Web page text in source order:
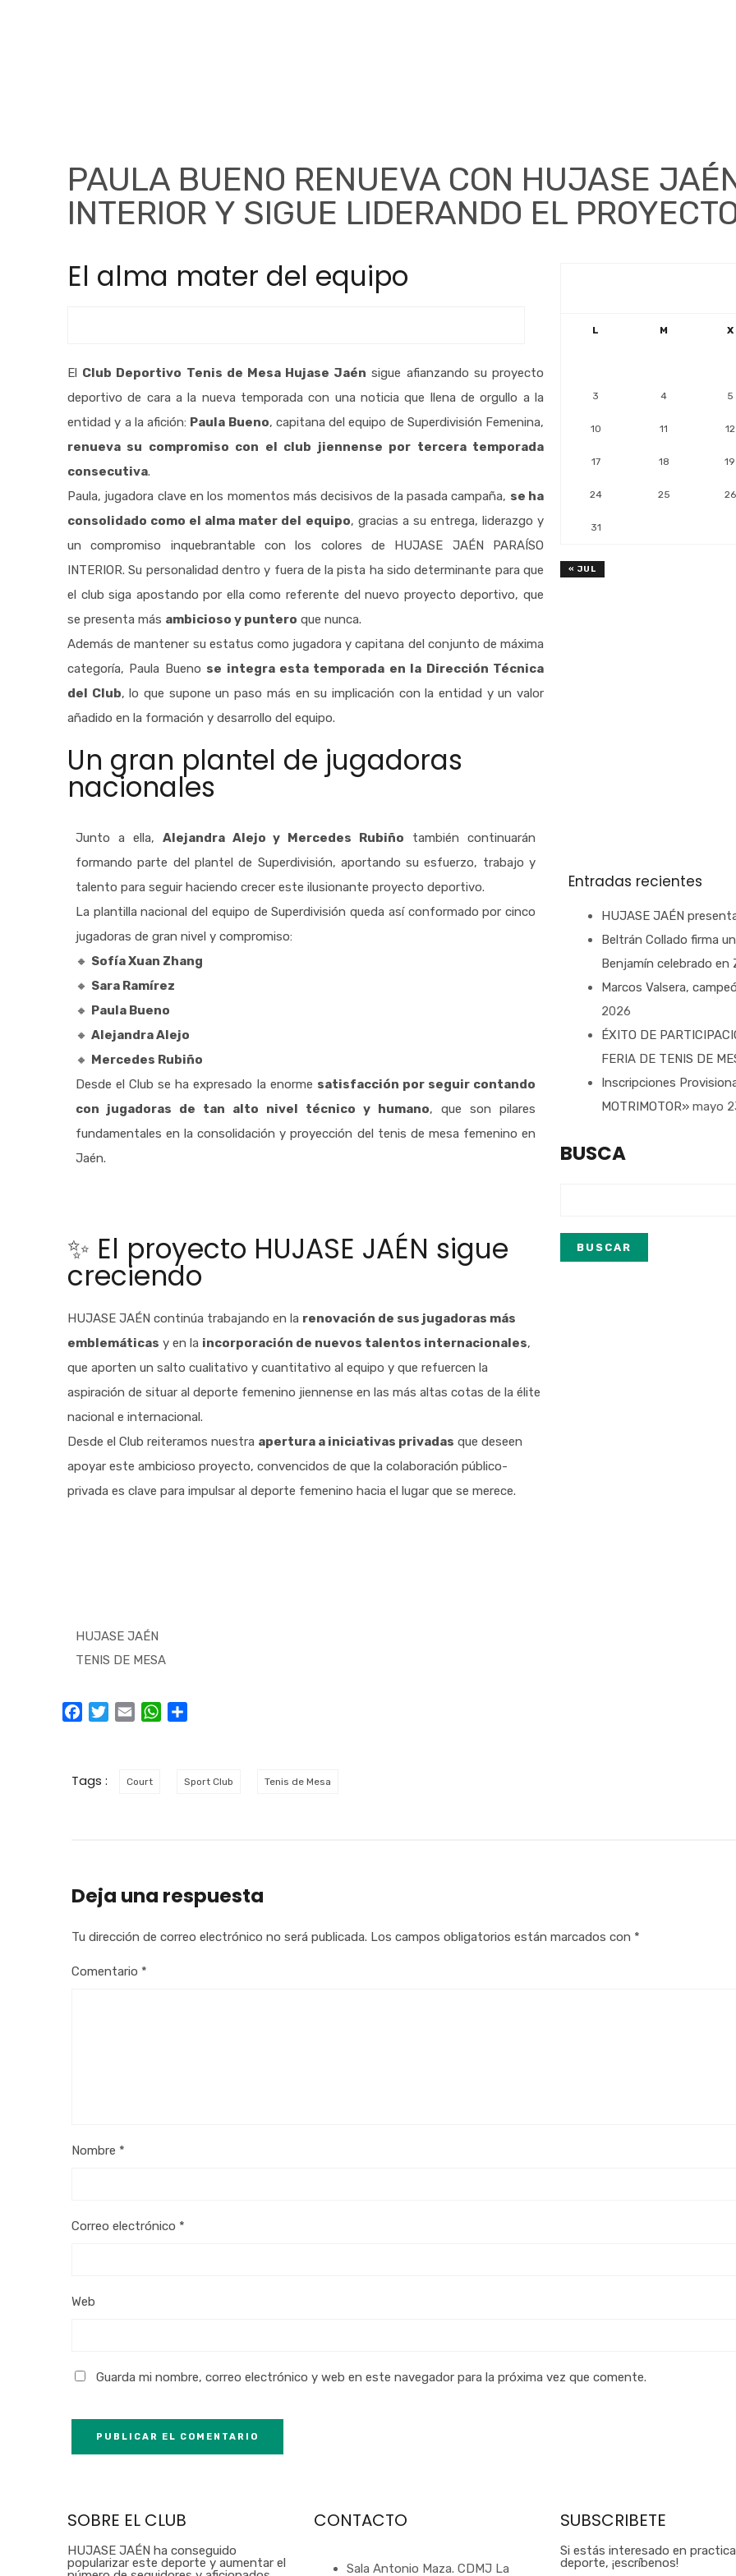
PAULA BUENO RENUEVA CON HUJASE
INTERIOR Y SIGUE LIDERANDO EL
El alma mater del equipo
El Club Deportivo Tenis de Mesa Hujase Jaén sigue afianzando su proyecto
deportivo de cara a la nueva temporada con una noticia que llena de orgullo a la
entidad y a la afición: Paula Bueno, capitana del equipo de Superdivisión Femenina,
renueva su compromiso con el club jiennense por tercera temporada
consecutiva.
Paula, jugadora clave en los momentos más decisivos de la pasada campaña, se ha
consolidado como el alma mater del equipo, gracias a su entrega, liderazgo y
un compromiso inquebrantable con los colores de HUJASE JAÉN PARAÍSO
INTERIOR. Su personalidad dentro y fuera de la pista ha sido determinante para que
el club siga apostando por ella como referente del nuevo proyecto deportivo, que
se presenta más ambicioso y puntero que nunca.
Además de mantener su estatus como jugadora y capitana del conjunto de máxima
categoría, Paula Bueno se integra esta temporada en la Dirección Técnica
del Club, lo que supone un paso más en su implicación con la entidad y un valor
añadido en la formación y desarrollo del equipo.
Un gran plantel de jugadoras
nacionales
Junto a ella, Alejandra Alejo y Mercedes Rubiño también continuarán
formando parte del plantel de Superdivisión, aportando su esfuerzo, trabajo y
talento para seguir haciendo crecer este ilusionante proyecto deportivo.
La plantilla nacional del equipo de Superdivisión queda así conformado por cinco
jugadoras de gran nivel y compromiso:
🔸 Sofía Xuan Zhang
🔸 Sara Ramírez
🔸 Paula Bueno
🔸 Alejandra Alejo
🔸 Mercedes Rubiño
Desde el Club se ha expresado la enorme satisfacción por seguir contando
con jugadoras de tan alto nivel técnico y humano, que son pilares
fundamentales en la consolidación y proyección del tenis de mesa femenino en
Jaén.
✨ El proyecto HUJASE JAÉN sigue
creciendo
HUJASE JAÉN continúa trabajando en la renovación de sus jugadoras más
emblemáticas y en la incorporación de nuevos talentos internacionales,
que aporten un salto cualitativo y cuantitativo al equipo y que refuercen la
aspiración de situar al deporte femenino jiennense en las más altas cotas de la élite
nacional e internacional.
Desde el Club reiteramos nuestra apertura a iniciativas privadas que deseen
apoyar este ambicioso proyecto, convencidos de que la colaboración público-
privada es clave para impulsar al deporte femenino hacia el lugar que se merece.
HUJASE JAÉN
TENIS DE MESA
L M X
3 4 5
10 11 12
17 18 19
24 25 26
31
« JUL
Entradas recientes
HUJASE JAÉN
Beltrán Collado firma
Benjamín celebrado en
Marcos Valsera,
2026
ÉXITO DE
FERIA DE TENIS DE
Inscripciones
MOTRIMOTOR» mayo
BUSCA
FacebookTwitter
Email WhatsApp
Tags : Court Sport Club Tenis de Mesa
Deja una respuesta
Tu dirección de correo electrónico no será publicada. Los campos obligatorios están marcados con *
Comentario *
Nombre *
Correo electrónico *
Web
Guarda mi nombre, correo electrónico y web en este navegador para la próxima vez que comente.
SOBRE EL CLUB
HUJASE JAÉN ha conseguido
popularizar este deporte y aumentar el
CONTACTO
Sala Antonio Maza. CDMJ La
SUBSCRIBETE
Si estás interesado en
deporte, ¡escríbenos!